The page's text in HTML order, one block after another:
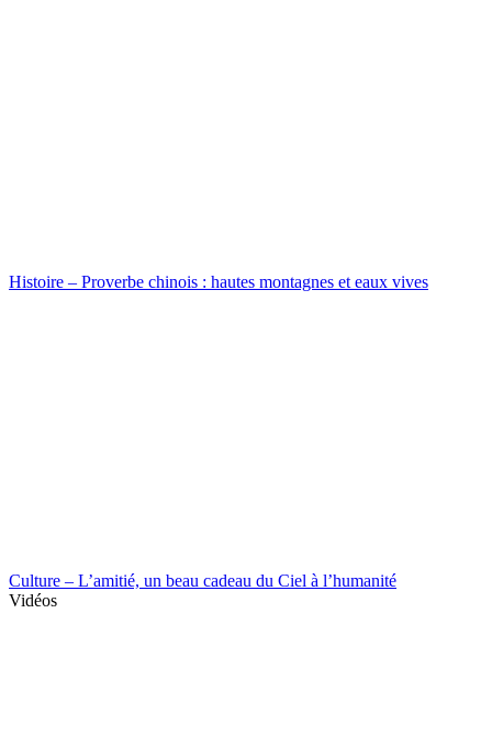
Histoire – Proverbe chinois : hautes montagnes et eaux vives
Culture – L’amitié, un beau cadeau du Ciel à l’humanité
Vidéos